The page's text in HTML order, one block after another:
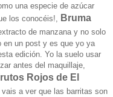
una especie de azúcar
los conocéis!, Bruma
de manzana y no solo
en un post y es que yo ya
edición. Yo la suelo usar
antes del maquillaje,
Rojos de El
a ver que las barritas son